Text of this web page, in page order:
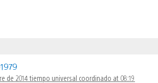
de 2014 tiempo universal coordinado at 08:19